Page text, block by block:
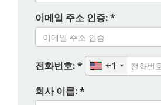
이메일 주소 인증: *
전화번호: *
+1
회사 이름: *